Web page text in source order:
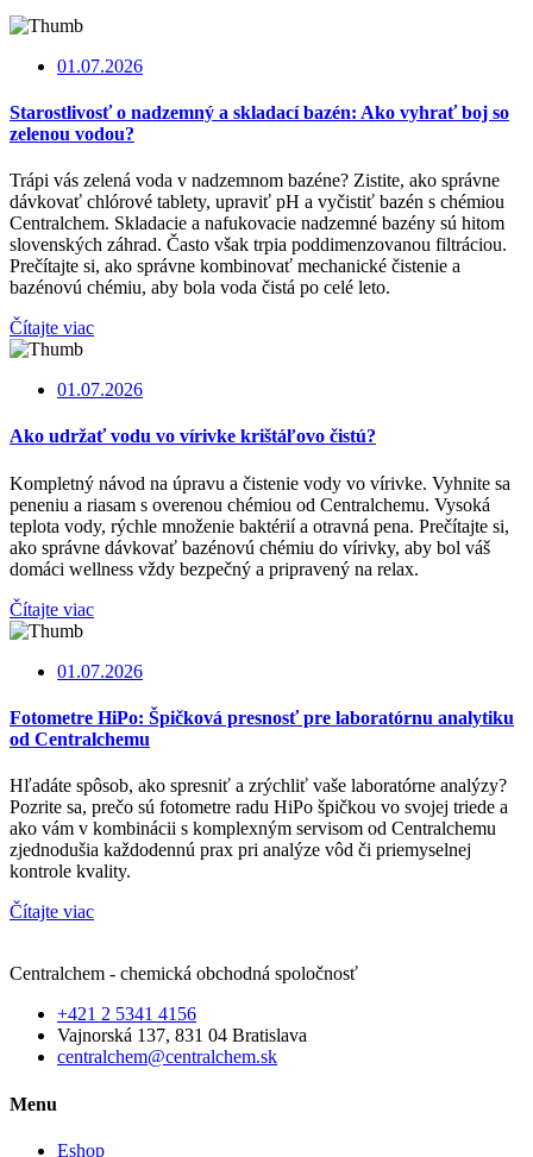
01.07.2026
Starostlivosť o nadzemný a skladací bazén: Ako vyhrať boj so
zelenou vodou?
Trápi vás zelená voda v nadzemnom bazéne? Zistite, ako správne
dávkovať chlórové tablety, upraviť pH a vyčistiť bazén s chémiou
Centralchem. Skladacie a nafukovacie nadzemné bazény sú hitom
slovenských záhrad. Často však trpia poddimenzovanou filtráciou.
Prečítajte si, ako správne kombinovať mechanické čistenie a
bazénovú chémiu, aby bola voda čistá po celé leto.
Čítajte viac
01.07.2026
Ako udržať vodu vo vírivke krištáľovo čistú?
Kompletný návod na úpravu a čistenie vody vo vírivke. Vyhnite sa
peneniu a riasam s overenou chémiou od Centralchemu. Vysoká
teplota vody, rýchle množenie baktérií a otravná pena. Prečítajte si,
ako správne dávkovať bazénovú chémiu do vírivky, aby bol váš
domáci wellness vždy bezpečný a pripravený na relax.
Čítajte viac
01.07.2026
Fotometre HiPo: Špičková presnosť pre laboratórnu analytiku
od Centralchemu
Hľadáte spôsob, ako spresniť a zrýchliť vaše laboratórne analýzy?
Pozrite sa, prečo sú fotometre radu HiPo špičkou vo svojej triede a
ako vám v kombinácii s komplexným servisom od Centralchemu
zjednodušia každodennú prax pri analýze vôd či priemyselnej
kontrole kvality.
Čítajte viac
Centralchem - chemická obchodná spoločnosť
+421 2 5341 4156
Vajnorská 137, 831 04 Bratislava
centralchem@centralchem.sk
Menu
Eshop